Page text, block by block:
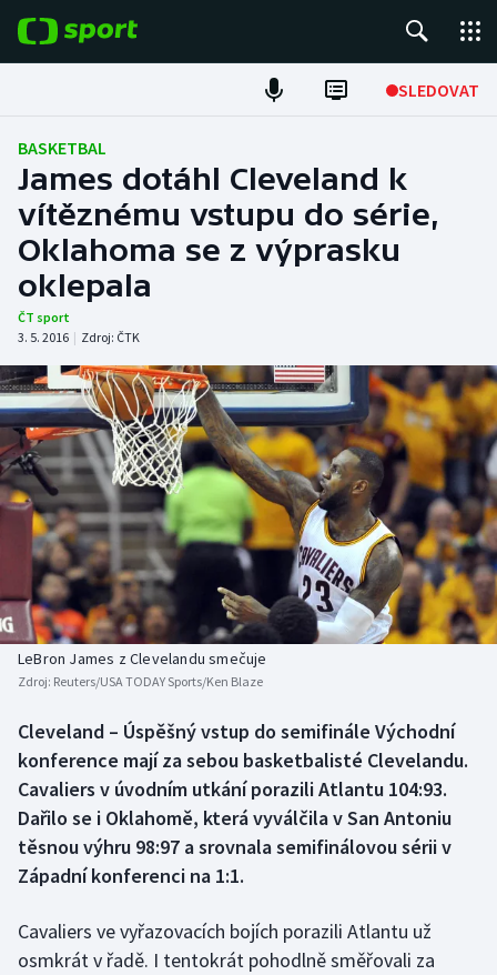
SLEDOVAT
Fotbal
Hokej
Tenis
Atletika
DALŠÍ SPORTY
Americký fotbal
Baseball a softbal
Basketbal
Biatlon
Boby a skeleton
Box
Curling
Florbal
Futsal
NEPŘEHLÉDNĚTE
Soutěže
Historické návraty
Aplikace ČT sport
AZ kvíz
BASKETBAL
James dotáhl Cleveland k
vítěznému vstupu do série,
Oklahoma se z výprasku
oklepala
ČT sport
3. 5. 2016 | Zdroj: ČTK
LeBron James z Clevelandu smečuje
Zdroj: Reuters/USA TODAY Sports/Ken Blaze
Cleveland – Úspěšný vstup do semifinále Východní
konference mají za sebou basketbalisté Clevelandu.
Cavaliers v úvodním utkání porazili Atlantu 104:93.
Dařilo se i Oklahomě, která vyválčila v San Antoniu
těsnou výhru 98:97 a srovnala semifinálovou sérii v
Západní konferenci na 1:1.
Cavaliers ve vyřazovacích bojích porazili Atlantu už
osmkrát v řadě. I tentokrát pohodlně směřovali za